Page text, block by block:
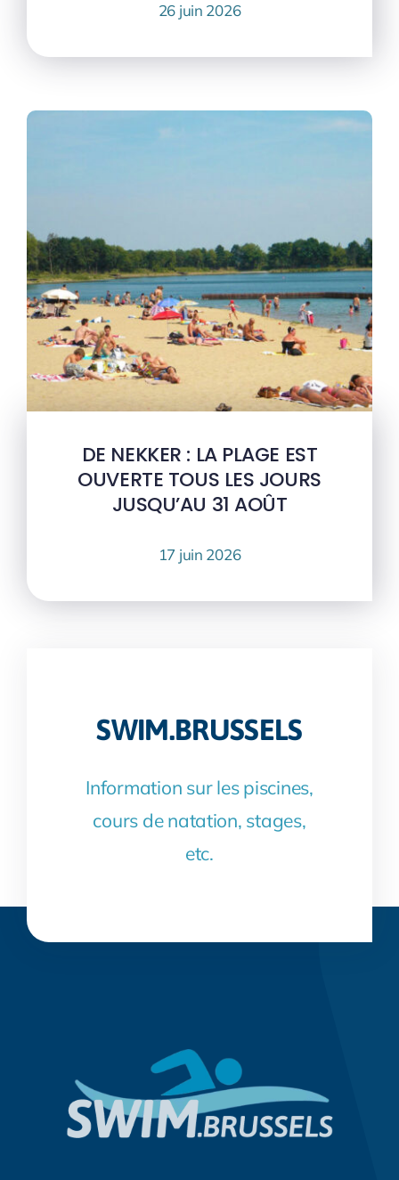
26 juin 2026
DE NEKKER : LA PLAGE EST
OUVERTE TOUS LES JOURS
JUSQU’AU 31 AOÛT
17 juin 2026
SWIM.BRUSSELS
Information sur les piscines,
cours de natation, stages,
etc.